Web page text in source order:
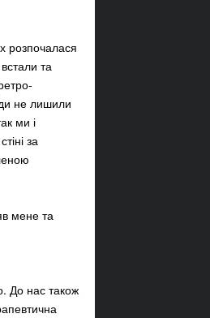
розпочалася
та
не лишили
ми і
за
мене та
До нас також